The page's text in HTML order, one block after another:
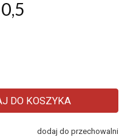
DO KOSZYKA
dodaj do przechowalni